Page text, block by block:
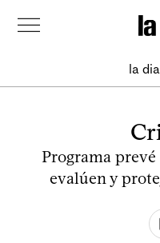
la
Programa
evalúen y